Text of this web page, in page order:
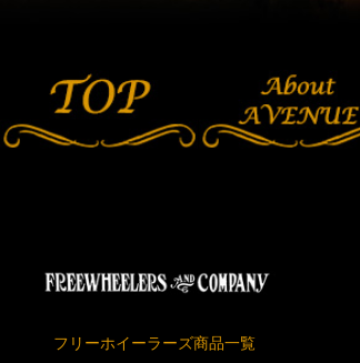
フリーホイーラーズ商品一覧